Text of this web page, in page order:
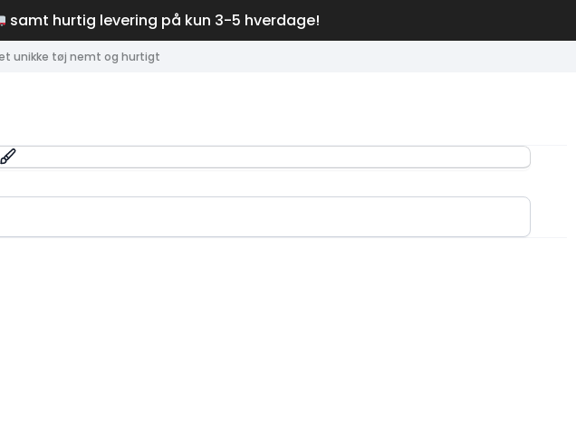
samt hurtig levering på kun 3-5 hverdage!
unikke tøj nemt og hurtigt